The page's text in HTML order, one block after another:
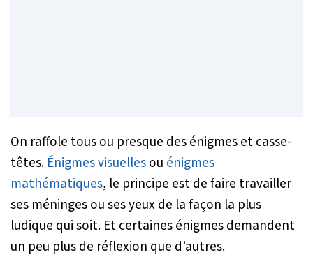
On raffole tous ou presque des énigmes et casse-
têtes. Énigmes visuellesou énigmes
mathématiques, le principe est de faire travailler
ses méninges ou ses yeux de la façon la plus
ludique qui soit. Et certaines énigmes demandent
un peu plus de réflexion que d’autres.